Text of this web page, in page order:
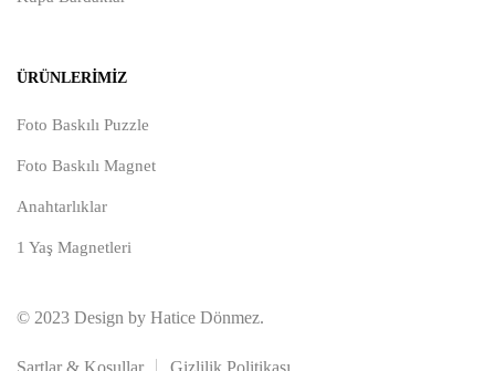
ÜRÜNLERIMIZ
Foto Baskılı Puzzle
Foto Baskılı Magnet
Anahtarlıklar
1 Yaş Magnetleri
© 2023 Design by Hatice Dönmez.
Şartlar & Koşullar Gizlilik Politikası